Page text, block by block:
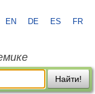
EN DE ES FR
Найти!